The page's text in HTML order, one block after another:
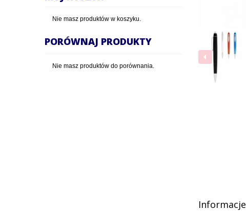
Nie masz produktów w koszyku.
PORÓWNAJ PRODUKTY
Nie masz produktów do porównania.